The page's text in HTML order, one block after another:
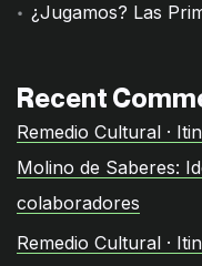
¿Jugamos? Las
Recent
Remedio Cultural ·
Molino de Saberes:
colaboradores
Remedio Cultural ·